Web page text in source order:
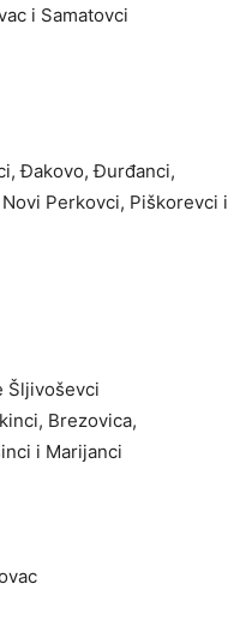
i Samatovci
Đakovo, Đurđanci,
Perkovci, Piškorevci i
Šljivoševci
Brezovica,
i Marijanci